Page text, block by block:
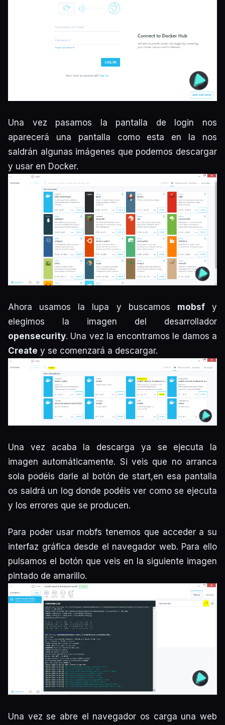
Una vez pasamos la pantalla de login nos
aparecerá una pantalla como esta en la nos
saldrán algunas imágenes que podemos descargar
y usar en Docker.
Ahora usamos la lupa y buscamos mobsfy
elegimos la imagen del desarrollador
opensecurity. Una vez la encontramos le damos a
Create y se comenzará a descargar.
Una vez acaba la descarga ya se ejecuta la
imagen automáticamente. Si veis que no arranca
sola podéis darle al botón de start,en esa pantalla
os saldrá un log donde podéis ver como se ejecuta
y los errores que se producen.
Para poder usar mobfs tenemos que acceder a su
interfaz gráfica desde el navegador web. Para ello
pulsamos el botón que veis en la siguiente imagen
pintado de amarillo.
Una vez se abre el navegador os carga una web